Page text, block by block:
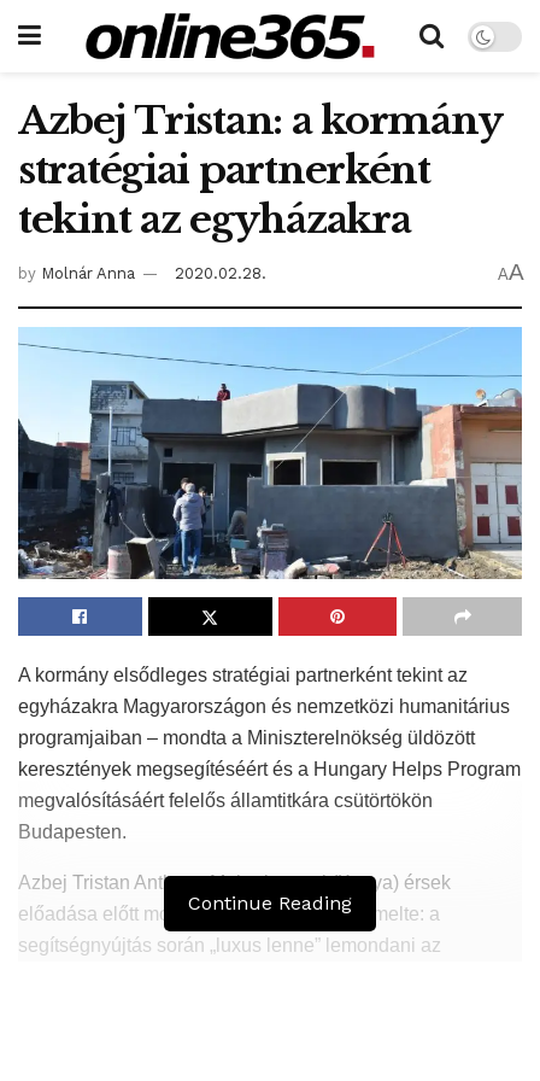
Azbej Tristan: a kormány
stratégiai partnerként
tekint az egyházakra
by Molnár Anna 2020.02.28. AA
A kormány elsődleges stratégiai partnerként tekint az
egyházakra Magyarországon és nemzetközi humanitárius
programjaiban – mondta a Miniszterelnökség üldözött
keresztények megsegítéséért és a Hungary Helps Program
megvalósításáért felelős államtitkára csütörtökön
Budapesten.
Azbej Tristan Anthony Muheria nyeri (Kenya) érsek
előadása előtt mondott köszöntőjében kiemelte: a
segítségnyújtás során „luxus lenne” lemondani az
Continue Reading